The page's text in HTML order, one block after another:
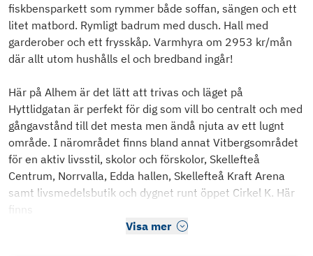
fiskbensparkett som rymmer både soffan, sängen och ett
litet matbord. Rymligt badrum med dusch. Hall med
garderober och ett frysskåp. Varmhyra om 2953 kr/mån
där allt utom hushålls el och bredband ingår!
Här på Alhem är det lätt att trivas och läget på
Hyttlidgatan är perfekt för dig som vill bo centralt och med
gångavstånd till det mesta men ändå njuta av ett lugnt
område. I närområdet finns bland annat Vitbergsområdet
för en aktiv livsstil, skolor och förskolor, Skellefteå
Centrum, Norrvalla, Edda hallen, Skellefteå Kraft Arena
samt livsmedelsbutik och dygnet runt öppet Cirkel K. Här
finns
Visa mer